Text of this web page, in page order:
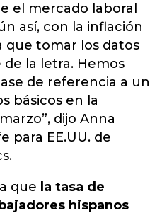
el mercado laboral
así, con la inflación
que tomar los datos
la letra. Hemos
de referencia a un
básicos en la
dijo Anna
para EE.UU. de
que la tasa de
hispanos